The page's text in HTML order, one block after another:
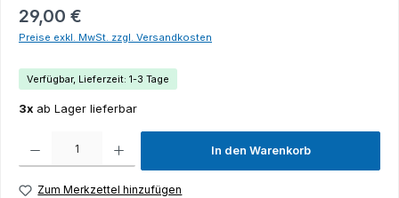
29,00 €
Preise exkl. MwSt. zzgl. Versandkosten
Verfügbar, Lieferzeit: 1-3 Tage
3x ab Lager lieferbar
In den Warenkorb
Zum Merkzettel hinzufügen